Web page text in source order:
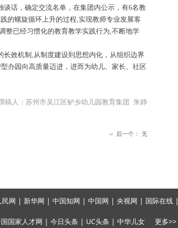
话，确定交流名单，在集团内公示，有6名教
的螺旋循环上升的过程,实现教师专业发展客
整已经习惯化的教育教学实践行为,不断地学
效机制,从制度建设到思想内化，从组织边界
办园向高质量迈进，进而为幼儿、家长、社区
稿人：苏州市吴江区鲈乡幼儿园教育集团 朱静
ꁹ 后一个： 无
网 | 新华网 | 中国知网 | 中国网 | 央视网 | 国际在线 |
家人才网 | 今日头条 | UC头条 | 中华儿女 更多>>